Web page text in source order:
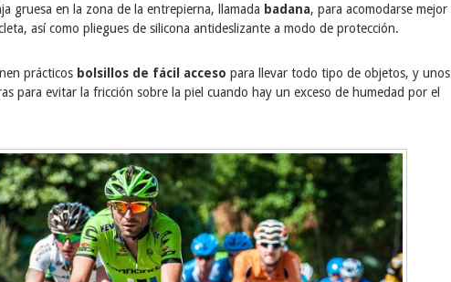
gruesa en la zona de la entrepierna, llamada badana, para acomodarse mejor
así como pliegues de silicona antideslizante a modo de protección.
prácticos bolsillos de fácil acceso para llevar todo tipo de objetos, y unos
para evitar la fricción sobre la piel cuando hay un exceso de humedad por el